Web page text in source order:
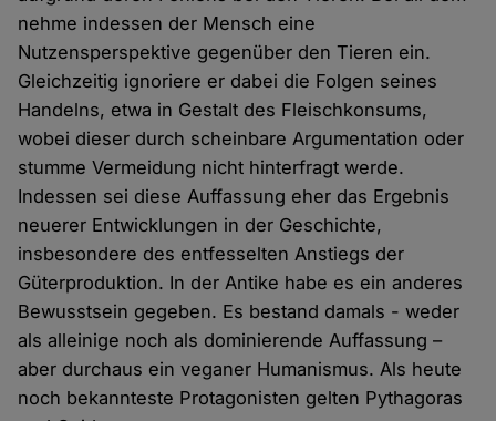
nehme indessen der Mensch eine
Nutzensperspektive gegenüber den Tieren ein.
Gleichzeitig ignoriere er dabei die Folgen seines
Handelns, etwa in Gestalt des Fleischkonsums,
wobei dieser durch scheinbare Argumentation oder
stumme Vermeidung nicht hinterfragt werde.
Indessen sei diese Auffassung eher das Ergebnis
neuerer Entwicklungen in der Geschichte,
insbesondere des entfesselten Anstiegs der
Güterproduktion. In der Antike habe es ein anderes
Bewusstsein gegeben. Es bestand damals - weder
als alleinige noch als dominierende Auffassung –
aber durchaus ein veganer Humanismus. Als heute
noch bekannteste Protagonisten gelten Pythagoras